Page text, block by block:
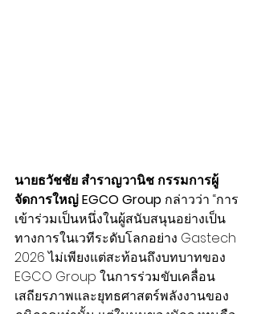
นายธวัชชัย สำราญวานิช กรรมการผู้
จัดการใหญ่ EGCO Group กล่าวว่า “การ
เข้าร่วมเป็นหนึ่งในผู้สนับสนุนอย่างเป็น
ทางการในเวทีระดับโลกอย่าง Gastech
2026 ไม่เพียงแต่สะท้อนถึงบทบาทของ
EGCO Group ในการร่วมขับเคลื่อน
เสถียรภาพและยุทธศาสตร์พลังงานของ